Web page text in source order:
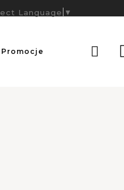

Promocje
Language ▼